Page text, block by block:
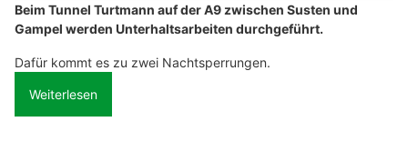
Beim Tunnel Turtmann auf der A9 zwischen Susten und
Gampel werden Unterhaltsarbeiten durchgeführt.
Dafür kommt es zu zwei Nachtsperrungen.
Weiterlesen